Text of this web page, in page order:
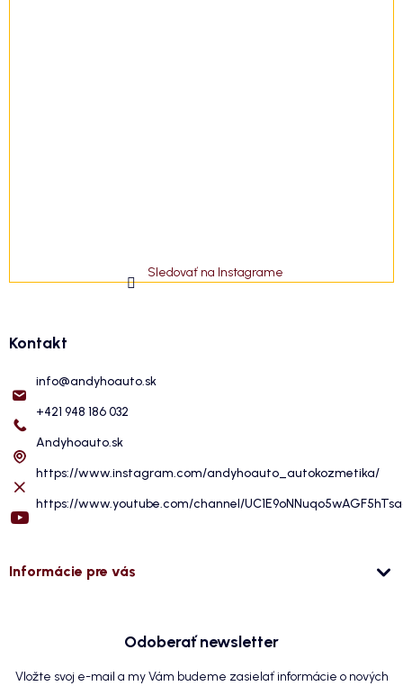
Sledovať na Instagrame
Kontakt
info@andyhoauto.sk
+421 948 186 032
Andyhoauto.sk
https://www.instagram.com/andyhoauto_autokozmetika/
https://www.youtube.com/channel/
Informácie pre vás
Odoberať newsletter
Vložte svoj e-mail a my Vám budeme zasielať informácie o nových